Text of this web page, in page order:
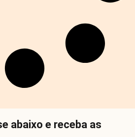
abaixo e receba as